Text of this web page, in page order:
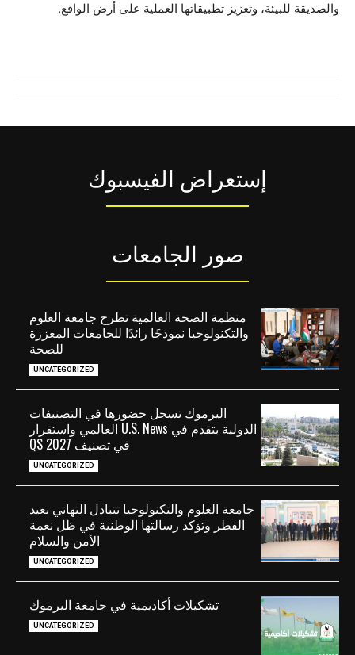
والصديقة للبيئة، وتعزيز تطبيقاتها العملية على أرض الواقع.​
إستعراض الفيسبوك
صور الجامعات
منظمة الصحة العالمية تطرح جامعة العلوم
والتكنولوجيا نموذجًا رائدًا للجامعات المعززة
للصحة
UNCATEGORIZED
اليرموك تسجل حضورها في التصنيفات
الدولية بتقدم في U.S. News العالمي واستقرار
في تصنيف QS 2027
UNCATEGORIZED
جامعة العلوم والتكنولوجيا تتبادل التهاني بعيد
الفطر وتؤكد رسالتها الوطنية في ظل نعمة
الأمن والسلام
UNCATEGORIZED
تشكيلات أكاديمية في جامعة اليرموك
UNCATEGORIZED